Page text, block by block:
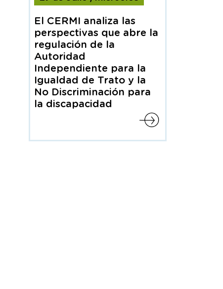
Articulo
El CERMI analiza las
perspectivas que abre la
regulación de la
Autoridad
Independiente para la
Igualdad de Trato y la
No Discriminación para
la discapacidad